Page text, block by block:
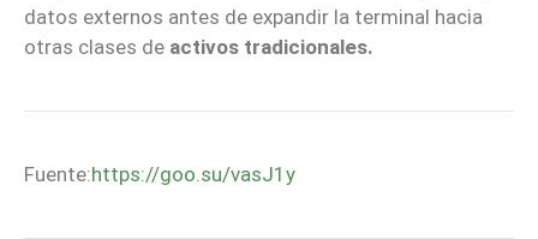
datos externos antes de expandir la terminal hacia
otras clases de activos tradicionales.
Fuente:https://goo.su/vasJ1y